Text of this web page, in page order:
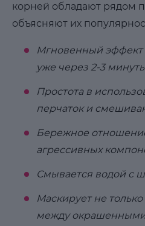
корней обладают рядом
объясняют их
Мгновенный эффект
уже через 2-3
Простота в
перчаток и
Бережное
агрессивных
Смывается водой с
Маскирует не
между